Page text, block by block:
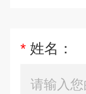
* 姓名：